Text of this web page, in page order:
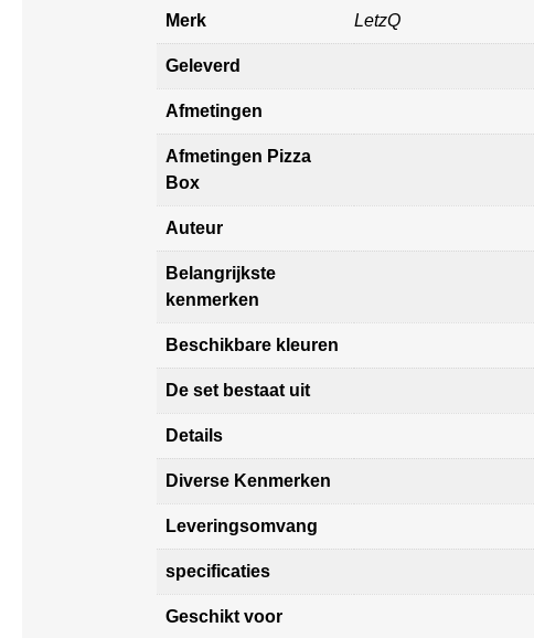
Merk LetzQ
Geleverd
Afmetingen
Afmetingen Pizza
Box
Auteur
Belangrijkste
kenmerken
Beschikbare kleuren
De set bestaat uit
Details
Diverse Kenmerken
Leveringsomvang
specificaties
Geschikt voor